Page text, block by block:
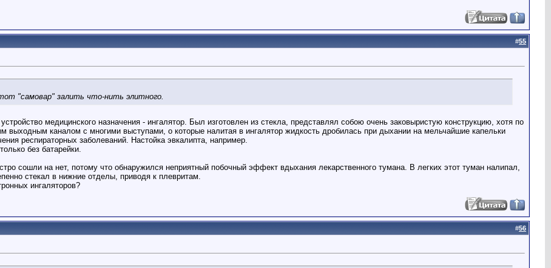
#55
"самовар" залить что-нить элитного.
медицинского назначения - ингалятор. Был изготовлен из стекла, представлял собою очень заковыристую конструкцию, хотя по
выходным каналом с многими выступами, о которые налитая в ингалятор жидкость дробилась при дыхании на мельчайшие капельки
респираторных заболеваний. Настойка эвкалипта, например.
без батарейки.
сошли на нет, потому что обнаружился неприятный побочный эффект вдыхания лекарственного тумана. В легких этот туман налипал,
стекал в нижние отделы, приводя к плевритам.
ингаляторов?
#56